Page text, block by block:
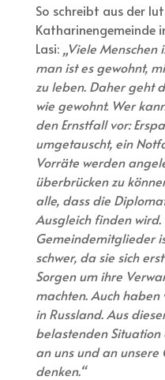
So schreibt aus der
Katharinengemeinde
Lasi: „Viele
man ist es gewohnt,
zu leben. Daher geht
wie gewohnt. Wer
den Ernstfall vor:
umgetauscht, ein
Vorräte werden
überbrücken zu
alle, dass die
Ausgleich finden wird.
Gemeindemitglieder
schwer, da sie sich
Sorgen um ihre
machten. Auch
in Russland. Aus
belastenden Situation
an uns und an unsere
denken.“